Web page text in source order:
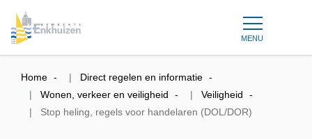
MENU
Home
Direct regelen en informatie
Wonen, verkeer en veiligheid
Veiligheid
Stop heling, regels voor handelaren (DOL/DOR)